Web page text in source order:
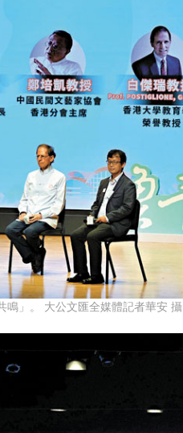
」。 大公文匯全媒體記者華安 攝